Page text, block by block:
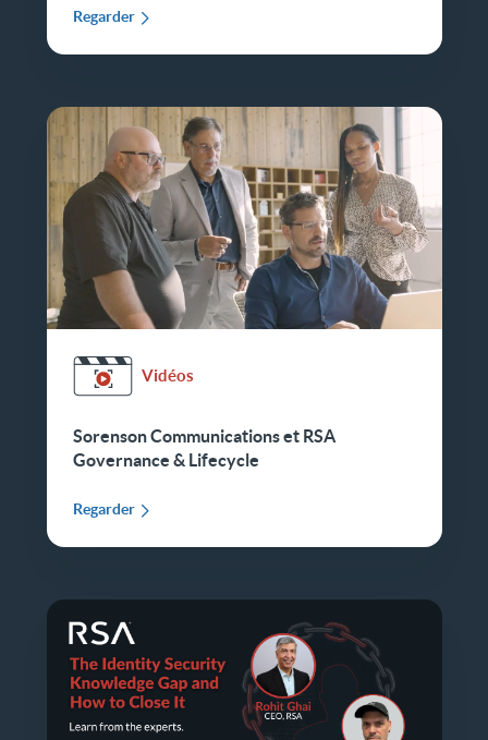
Regarder
Vidéos
Sorenson Communications et RSA
Governance & Lifecycle
Regarder